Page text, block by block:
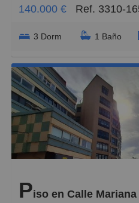
140.000 €
Ref. 3310-
3 Dorm 1 Baño
Piso en Calle Mariana